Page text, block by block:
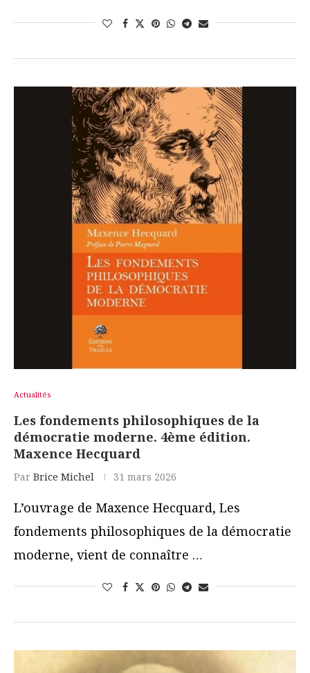
Actualités
Les fondements philosophiques de la
démocratie moderne. 4ème édition.
Maxence Hecquard
Par Brice Michel 31 mars 2026
L’ouvrage de Maxence Hecquard, Les
fondements philosophiques de la démocratie
moderne, vient de connaître …